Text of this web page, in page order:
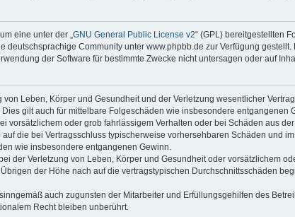
eine unter der „ GNU General Public License v2“ (GPL) bereitgestellten
deutschsprachige Community unter www.phpbb.de zur Verfügung
der Software für bestimmte Zwecke nicht untersagen oder auf
von Leben, Körper und Gesundheit und der Verletzung wesentlicher
gilt auch für mittelbare Folgeschäden wie insbesondere entgangenen
vorsätzlichem oder grob fahrlässigem Verhalten oder bei Schäden aus
die bei Vertragsschluss typischerweise vorhersehbaren Schäden und
wie insbesondere entgangenen Gewinn.
der Verletzung von Leben, Körper und Gesundheit oder vorsätzlichem
der Höhe nach auf die vertragstypischen Durchschnittsschäden
auch zugunsten der Mitarbeiter und Erfüllungsgehilfen des
Recht bleiben unberührt.